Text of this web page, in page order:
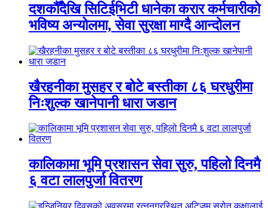
दशकौँदेखि सिटिईभिटी धानेका करार कर्मचारीको
भविष्य अन्योलमा, सेवा सुरक्षा माग्दै आन्दोलन
खैरहनीका मुसहर र बोटे बस्तीका ८६ घरधुरीमा
निःशुल्क खानेपानी धारा जडान
कालिकामा भूमि प्रशासन सेवा सुरु, पहिलो दिनमै
६ वटा लालपुर्जा वितरण